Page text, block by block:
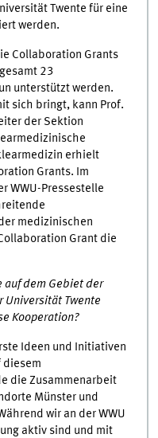
Twente für eine
werden.
Collaboration Grants
23
unterstützt werden.
sich bringt, kann Prof.
der Sektion
erhielt
Grants. Im
WWU-Pressestelle
medizinischen
Grant die
auf dem Gebiet der
Twente
Kooperation?
Ideen und Initiativen
diesem
die Zusammenarbeit
Münster und
wir an der WWU
aktiv sind und mit